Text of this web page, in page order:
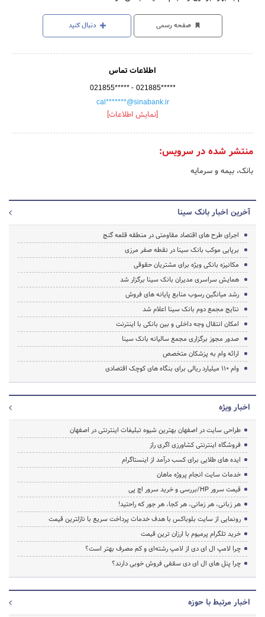
صفحه رسمی دنبال کنید
اطلاعات تماس
021855***** - 021885*****
cal*******@sinabank.ir
[نمایش اطلاعات]
منتشر شده در سرویس:
بانک، بیمه و سرمایه
آخرین اخبار بانک سینا
اجرای طرح های اقتصاد مقاومتی در منطقه قلعه گنج
برپایی موکب بانک سینا در نقطه صفر مرزی
مکانیزه بانکی ویژه برای مشتریان حقوقی
همایش سراسری مدیران بانک سینا برگزار شد
رشد میانگین رسوب منابع پایانه های فروش
نتایج مجمع دوم بانک سینا اعلام شد
امکان انتقال وجه داخلی و بین بانکی با اینترنت
صدور مجوز برگزاری مجمع سالیانه بانک سینا
ارائه وام به پزشکان متخصص
وام 110 میلیارد ریالی برای بنگاه های کوچک اقتصادی
اخبار ویژه
طراحی سایت در اصفهان بهترین شیوه تبلیغات اینترنتی در اصفهان
فروشگاه اینترنتی کشاورزی اگری راز
ایده های طلایی برای کسب درآمد از اینستاگرام
خدمات سایت انجام پروژه ماهان
قیمت سرور HP/بررسی و خرید سرور اچ پی
هر زبانی، هر زمانی، هر کجا، هر جور که راحتید!
رونمایی از سایت بلوباکس با هدف خدمات پرداخت سریع با نازلترین قیمت
خرید تلگرام پرمیوم با ارزان ترین قیمت
چرا لامپ ال ای دی از لامپ رشته‌ای و کم مصرف بهتر است؟
چرا پنل های ال ای دی سقفی فروش خوبی دارند؟
اخبار مرتبط با حوزه